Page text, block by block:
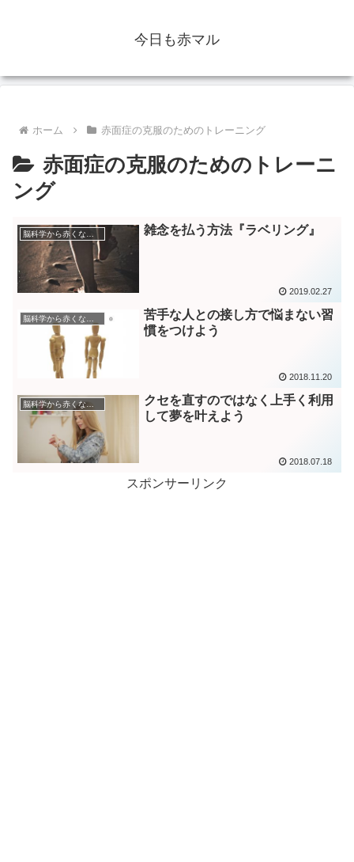
今日も赤マル
ホーム 赤面症の克服のためのトレーニング
赤面症の克服のためのトレーニ
ング
雑念を払う方法『ラベリング』
2019.02.27
脳科学から赤くなる人を分析
苦手な人との接し方で悩まない習
慣をつけよう
2018.11.20
脳科学から赤くなる人を分析
クセを直すのではなく上手く利用
して夢を叶えよう
2018.07.18
スポンサーリンク